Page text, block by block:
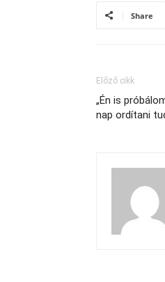
Share
Előző cikk
„Én is
nap ordítani